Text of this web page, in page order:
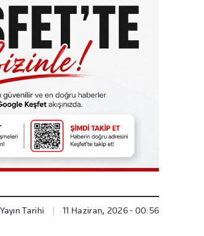
Yayın Tarihi 11 Haziran, 2026 - 00:56